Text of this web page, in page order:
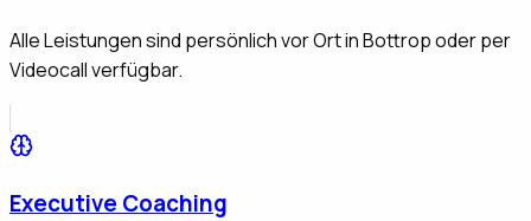
Alle Leistungen sind persönlich vor Ort in Bottrop oder per
Videocall verfügbar.
Executive Coaching